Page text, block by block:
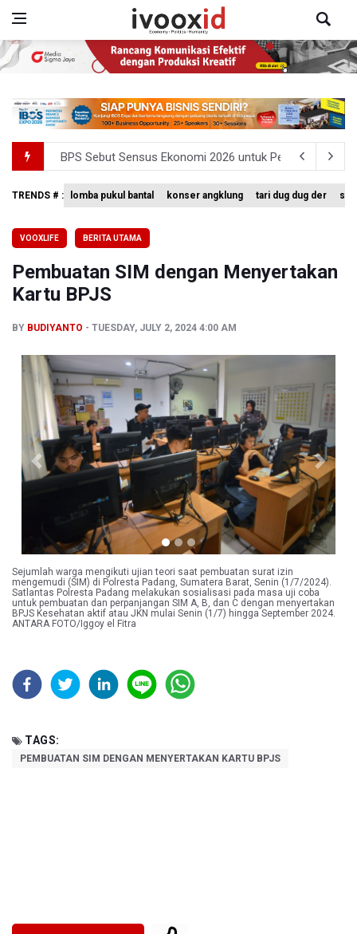
BPS Sebut Sensus Ekonomi 2026 untuk Perbarui Data
Kebakaran Hutan dan Lahan Terjadi di Sejumlah
TNI Gelar Latihan Kesiapsiagaan Penanggulangan
Pemprov Jabar Sediakan Knalpot Standar Gratis di Pos
TRENDS # : lomba pukul bantal konser angklung tari dug dug der
VOOXLIFE BERITA UTAMA
Pembuatan SIM dengan Menyertakan
Kartu BPJS
BY BUDIYANTO TUESDAY, JULY 2, 2024 4:00 AM
Previous Next
Sejumlah warga mengikuti ujian teori saat pembuatan surat izin
mengemudi (SIM) di Polresta Padang, Sumatera Barat, Senin (1/7/2024).
Satlantas Polresta Padang melakukan sosialisasi pada masa uji coba
untuk pembuatan dan perpanjangan SIM A, B, dan C dengan menyertakan
BPJS Kesehatan aktif atau JKN mulai Senin (1/7) hingga September 2024.
ANTARA FOTO/Iggoy el Fitra
TAGS:
PEMBUATAN SIM DENGAN MENYERTAKAN KARTU BPJS